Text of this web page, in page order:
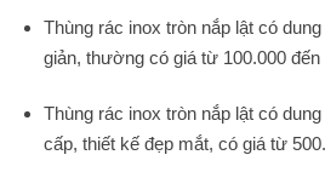
Thùng rác inox tròn nắp lật có
giản, thường có giá từ 100.000 đến
Thùng rác inox tròn nắp lật có
cấp, thiết kế đẹp mắt, có giá từ